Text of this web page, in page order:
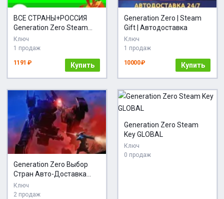
ВСЕ СТРАНЫ+РОССИЯ
Generation Zero Steam
Gift
Ключ
1 продаж
1191 ₽ Купить
Generation Zero | Steam
Gift | Автодоставка
Ключ
1 продаж
10000 ₽ Купить
Generation Zero Выбор
Стран Авто-Доставка
24/7
Ключ
2 продаж
Generation Zero Steam
Key GLOBAL
Ключ
0 продаж